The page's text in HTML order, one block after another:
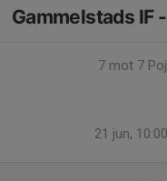
Gammelstads IF
7 mot 7
21 jun,